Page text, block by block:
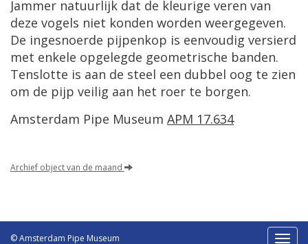
Jammer natuurlijk dat de kleurige veren van
deze vogels niet konden worden weergegeven.
De ingesnoerde pijpenkop is eenvoudig versierd
met enkele opgelegde geometrische banden.
Tenslotte is aan de steel een dubbel oog te zien
om de pijp veilig aan het roer te borgen.
Amsterdam Pipe Museum APM 17.634
Archief object van de maand
© Amsterdam Pipe Museum